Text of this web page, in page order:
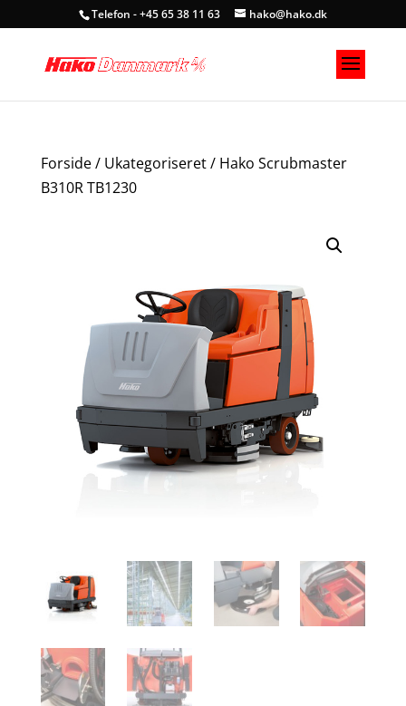
Telefon - +45 65 38 11 63 hako@hako.dk
Forside/ Ukategoriseret/ Hako Scrubmaster
B310R TB1230